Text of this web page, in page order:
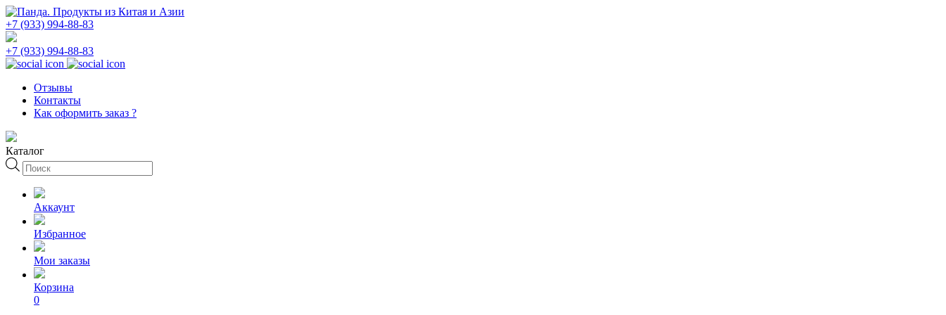
+7 (933) 994-88-83
+7 (933) 994-88-83
Отзывы
Контакты
Как оформить заказ ?
Каталог
Поиск
товаров
Аккаунт
Избранное
Мои заказы
Корзина
0